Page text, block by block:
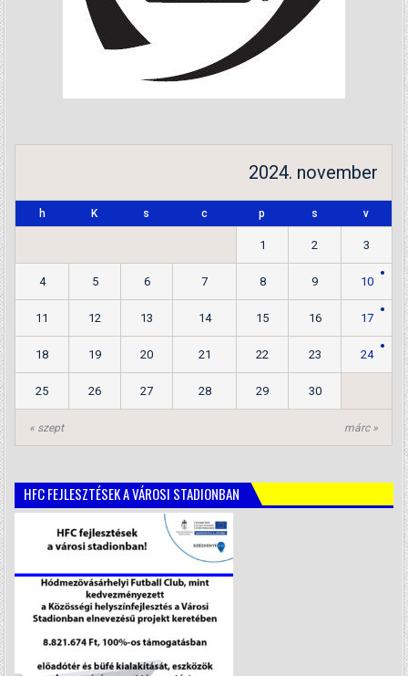
2024. november
h K s c p s v
« szept márc »
1 2 3
4 5 6 7 8 9 10
11 12 13 14 15 16 17
18 19 20 21 22 23 24
25 26 27 28 29 30
HFC FEJLESZTÉSEK A VÁROSI STADIONBAN